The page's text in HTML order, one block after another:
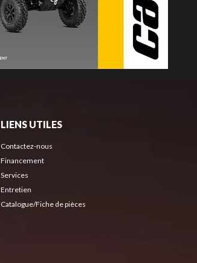
LIENS UTILES
Contactez-nous
Financement
Services
Entretien
Catalogue/Fiche de pièces